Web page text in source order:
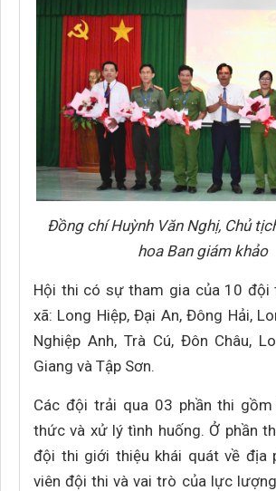
Đồng chí Huỳnh Văn Nghị, Chủ
hoa Ban giám khảo
Hội thi có sự tham gia của 10 đội
xã: Long Hiệp, Đại An, Đông Hải,
Nghiệp Anh, Trà Cú, Đôn Châu,
Giang và Tập Sơn.
Các đội trải qua 03 phần thi gồm
thức và xử lý tình huống. Ở phần
đội thi giới thiệu khái quát về địa
viên đội thi và vai trò của lực